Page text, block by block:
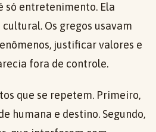
só entretenimento. Ela
Os gregos usavam
justificar valores e
fora de controle.
que se repetem. Primeiro,
humana e destino. Segundo,